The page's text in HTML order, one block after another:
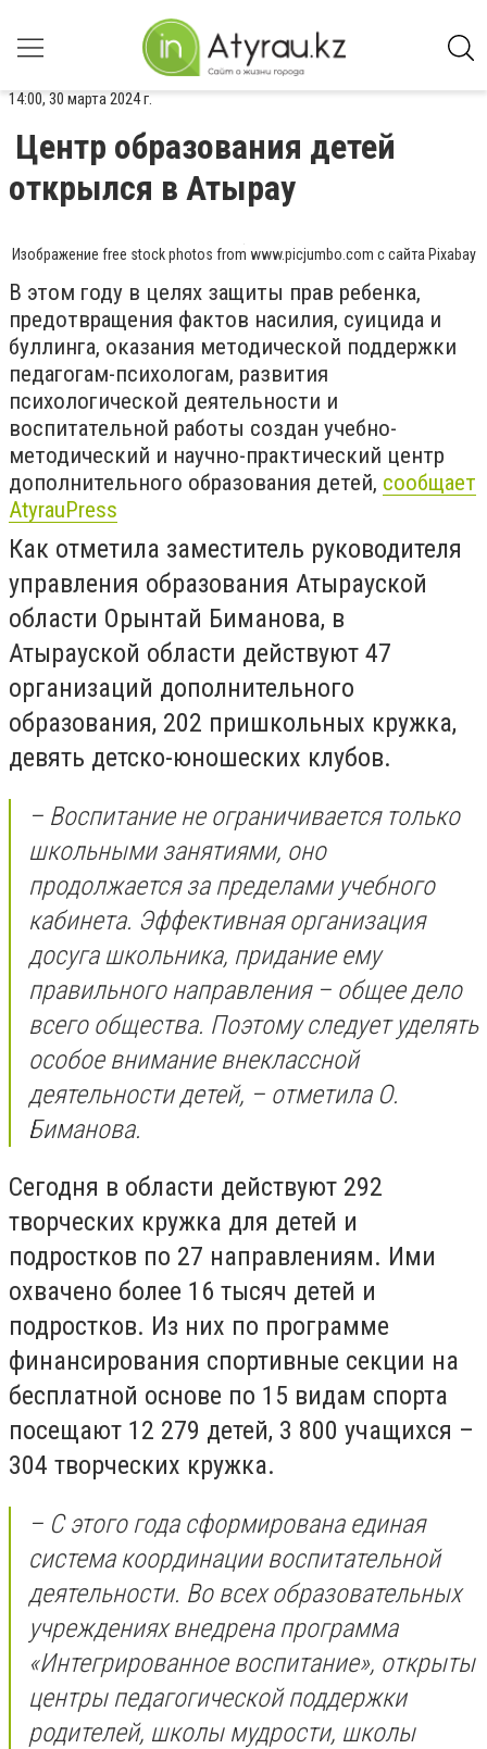
14:00, 30 марта 2024 г.
Центр образования детей
открылся в Атырау
Изображение free stock photos from www.picjumbo.com с сайта Pixabay
В этом году в целях защиты прав ребенка,
предотвращения фактов насилия, суицида и
буллинга, оказания методической поддержки
педагогам-психологам, развития
психологической деятельности и
воспитательной работы создан учебно-
методический и научно-практический центр
дополнительного образования детей, сообщает
AtyrauPress
Как отметила заместитель руководителя
управления образования Атырауской
области Орынтай Биманова, в
Атырауской области действуют 47
организаций дополнительного
образования, 202 пришкольных кружка,
девять детско-юношеских клубов.
– Воспитание не ограничивается только
школьными занятиями, оно
продолжается за пределами учебного
кабинета. Эффективная организация
досуга школьника, придание ему
правильного направления – общее дело
всего общества. Поэтому следует уделять
особое внимание внеклассной
деятельности детей, – отметила О.
Биманова.
Сегодня в области действуют 292
творческих кружка для детей и
подростков по 27 направлениям. Ими
охвачено более 16 тысяч детей и
подростков. Из них по программе
финансирования спортивные секции на
бесплатной основе по 15 видам спорта
посещают 12 279 детей, 3 800 учащихся –
304 творческих кружка.
– С этого года сформирована единая
система координации воспитательной
деятельности. Во всех образовательных
учреждениях внедрена программа
«Интегрированное воспитание», открыты
центры педагогической поддержки
родителей, школы мудрости, школы